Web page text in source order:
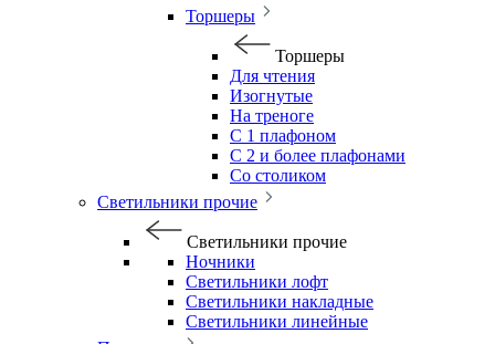
Торшеры
Торшеры
Для чтения
Изогнутые
На треноге
С 1 плафоном
С 2 и более плафонами
Со столиком
Светильники прочие
Светильники прочие
Ночники
Светильники лофт
Светильники накладные
Светильники линейные